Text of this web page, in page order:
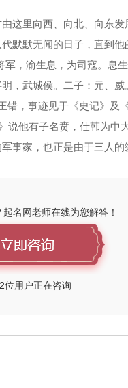
这里向西、向北、向东
默默无闻的日子，直到
，渝生息，为司寇。息
，武城侯。二子：元、
，事迹见于《史记》及
说他有子名贲，仕韩为
事家，也正是由于三人的
名网老师在线为您解答！
位用户正在咨询